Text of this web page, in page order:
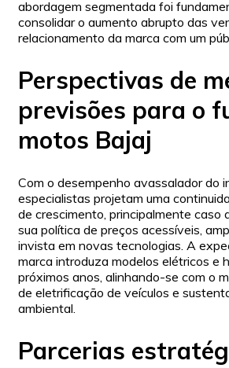
abordagem segmentada foi
consolidar o aumento abrupto das
relacionamento da marca com um
Perspectivas de
previsões para o
motos Bajaj
Com o desempenho avassalador do
especialistas projetam uma
de crescimento, principalmente caso
sua política de preços acessíveis,
invista em novas tecnologias. A
marca introduza modelos elétricos e
próximos anos, alinhando-se com o
de eletrificação de veículos e
ambiental.
Parcerias